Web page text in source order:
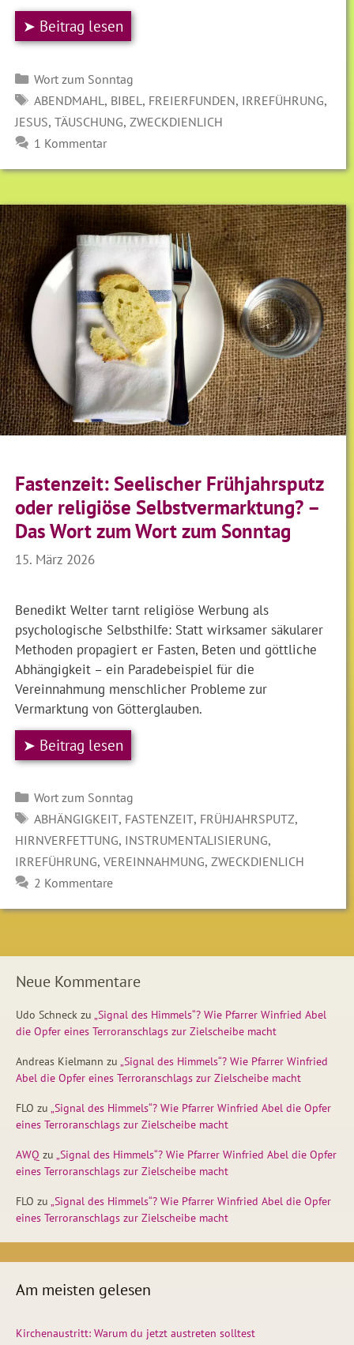
➤ Beitrag lesen
Kategorien
Wort zum Sonntag
SCHLAGWÖRTER
ABENDMAHL , BIBEL , FREIERFUNDEN, IRREFÜHRUNG,
JESUS,TÄUSCHUNG,ZWECKDIENLICH
1 Kommentar
Fastenzeit: Seelischer Frühjahrsputz
oder religiöse Selbstvermarktung? –
Das Wort zum Wort zum Sonntag
15. März 2026
Benedikt Welter tarnt religiöse Werbung als
psychologische Selbsthilfe: Statt wirksamer säkularer
Methoden propagiert er Fasten, Beten und göttliche
Abhängigkeit – ein Paradebeispiel für die
Vereinnahmung menschlicher Probleme zur
Vermarktung von Götterglauben.
➤ Beitrag lesen
Kategorien
Wort zum Sonntag
SCHLAGWÖRTER
ABHÄNGIGKEIT, FASTENZEIT, FRÜHJAHRSPUTZ,
HIRNVERFETTUNG, INSTRUMENTALISIERUNG,
IRREFÜHRUNG,VEREINNAHMUNG,ZWECKDIENLICH
2 Kommentare
Neue Kommentare
Udo Schneck zu „Signal des Himmels“? Wie Pfarrer Winfried Abel
die Opfer eines Terroranschlags zur Zielscheibe macht
Andreas Kielmann zu „Signal des Himmels“? Wie Pfarrer Winfried
Abel die Opfer eines Terroranschlags zur Zielscheibe macht
FLO zu „Signal des Himmels“? Wie Pfarrer Winfried Abel die Opfer
eines Terroranschlags zur Zielscheibe macht
AWQ zu „Signal des Himmels“? Wie Pfarrer Winfried Abel die Opfer
eines Terroranschlags zur Zielscheibe macht
FLO zu „Signal des Himmels“? Wie Pfarrer Winfried Abel die Opfer
eines Terroranschlags zur Zielscheibe macht
Am meisten gelesen
Kirchenaustritt: Warum du jetzt austreten solltest